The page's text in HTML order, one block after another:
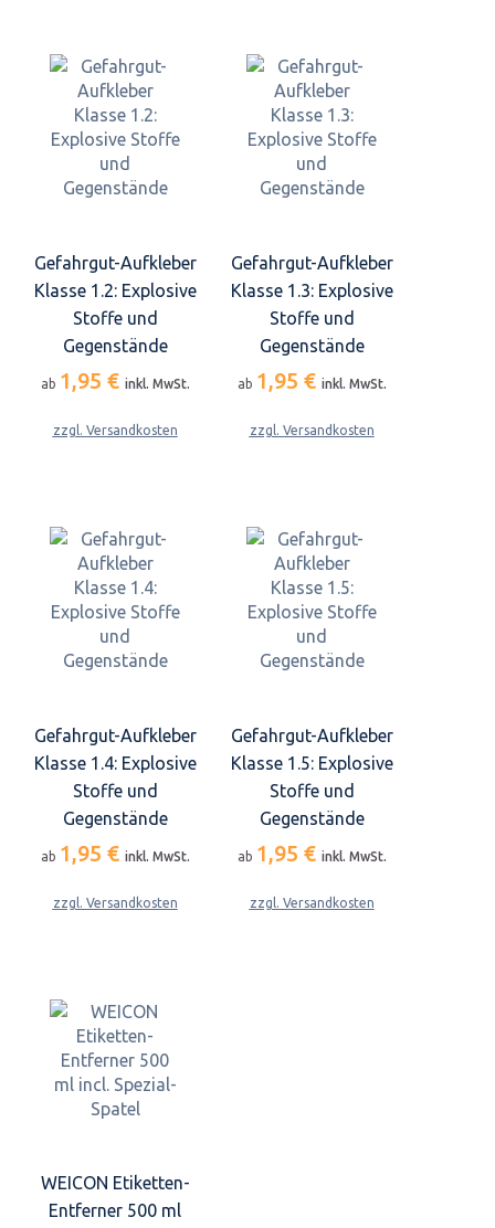
Gefahrgut-Aufkleber
Klasse 1.2: Explosive
Stoffe und
Gegenstände
ab 1,95 € inkl. MwSt.
zzgl. Versandkosten
Gefahrgut-Aufkleber
Klasse 1.3: Explosive
Stoffe und
Gegenstände
ab 1,95 € inkl. MwSt.
zzgl. Versandkosten
Gefahrgut-Aufkleber
Klasse 1.4: Explosive
Stoffe und
Gegenstände
ab 1,95 € inkl. MwSt.
zzgl. Versandkosten
Gefahrgut-Aufkleber
Klasse 1.5: Explosive
Stoffe und
Gegenstände
ab 1,95 € inkl. MwSt.
zzgl. Versandkosten
WEICON Etiketten-
Entferner 500 ml